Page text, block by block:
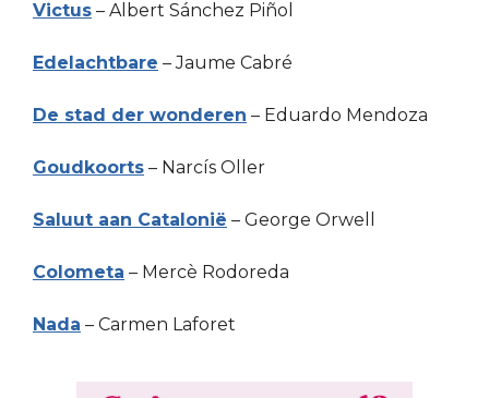
Victus – Albert Sánchez Piñol
Edelachtbare – Jaume Cabré
De stad der wonderen – Eduardo Mendoza
Goudkoorts – Narcís Oller
Saluut aan Catalonië – George Orwell
Colometa – Mercè Rodoreda
Nada – Carmen Laforet